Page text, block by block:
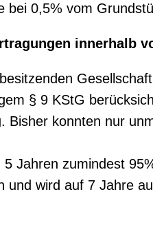
bei 0,5% vom
innerhalb
§ 9 KStG
Bisher konnten nur
Jahren zumindest
und wird auf 7 Jahre